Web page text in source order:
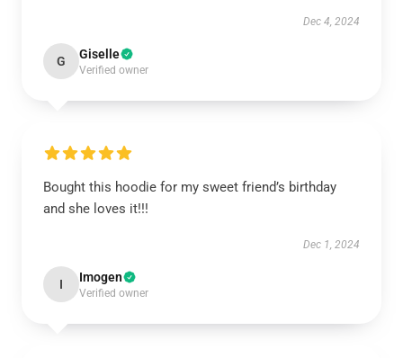
Dec 4, 2024
G Giselle
Verified owner
Bought this hoodie for my sweet friend’s birthday
and she loves it!!!
Dec 1, 2024
I Imogen
Verified owner